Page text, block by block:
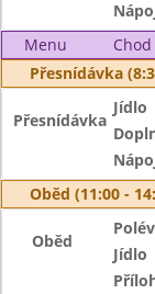
Menu
Chod
Přesnídávka
Přesnídávka
Jídlo
Oběd (11:00 -
Oběd
Jídlo